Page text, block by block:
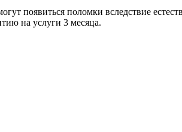
появиться поломки вследствие
на услуги 3 месяца.